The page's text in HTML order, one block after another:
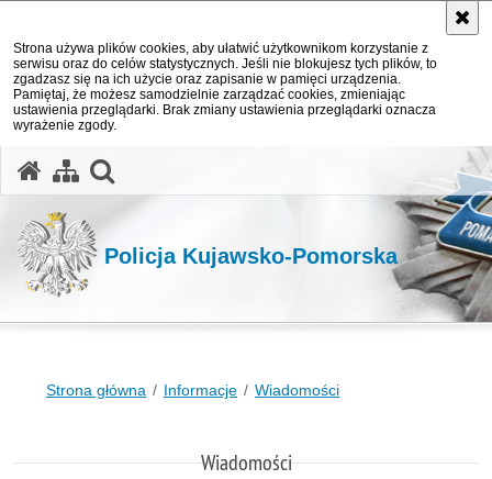
Strona używa plików cookies, aby ułatwić użytkownikom korzystanie z
serwisu oraz do celów statystycznych. Jeśli nie blokujesz tych plików, to
zgadzasz się na ich użycie oraz zapisanie w pamięci urządzenia.
Pamiętaj, że możesz samodzielnie zarządzać cookies, zmieniając
ustawienia przeglądarki. Brak zmiany ustawienia przeglądarki oznacza
wyrażenie zgody.
Policja Kujawsko-Pomorska
Strona główna Informacje Wiadomości
Wiadomości